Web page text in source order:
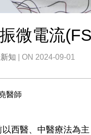
微電流
知 | ON 2024-09-01
醫師
以西醫、中醫療法為